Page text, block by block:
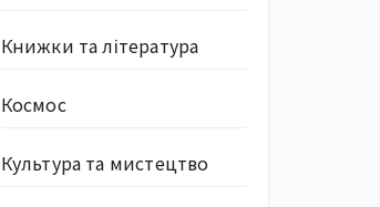
Книжки та література
Космос
Культура та мистецтво